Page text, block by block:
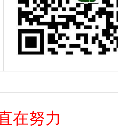
在努力